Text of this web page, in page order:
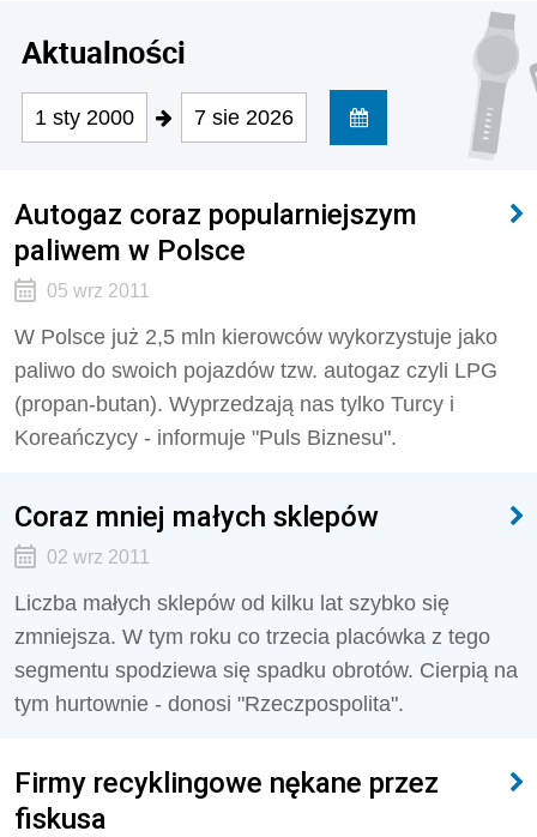
Aktualności
1 sty 2000 7 sie 2026
Autogaz coraz popularniejszym
paliwem w Polsce
05 wrz 2011
W Polsce już 2,5 mln kierowców wykorzystuje jako
paliwo do swoich pojazdów tzw. autogaz czyli LPG
(propan-butan). Wyprzedzają nas tylko Turcy i
Koreańczycy - informuje "Puls Biznesu".
Coraz mniej małych sklepów
02 wrz 2011
Liczba małych sklepów od kilku lat szybko się
zmniejsza. W tym roku co trzecia placówka z tego
segmentu spodziewa się spadku obrotów. Cierpią na
tym hurtownie - donosi "Rzeczpospolita".
Firmy recyklingowe nękane przez
fiskusa